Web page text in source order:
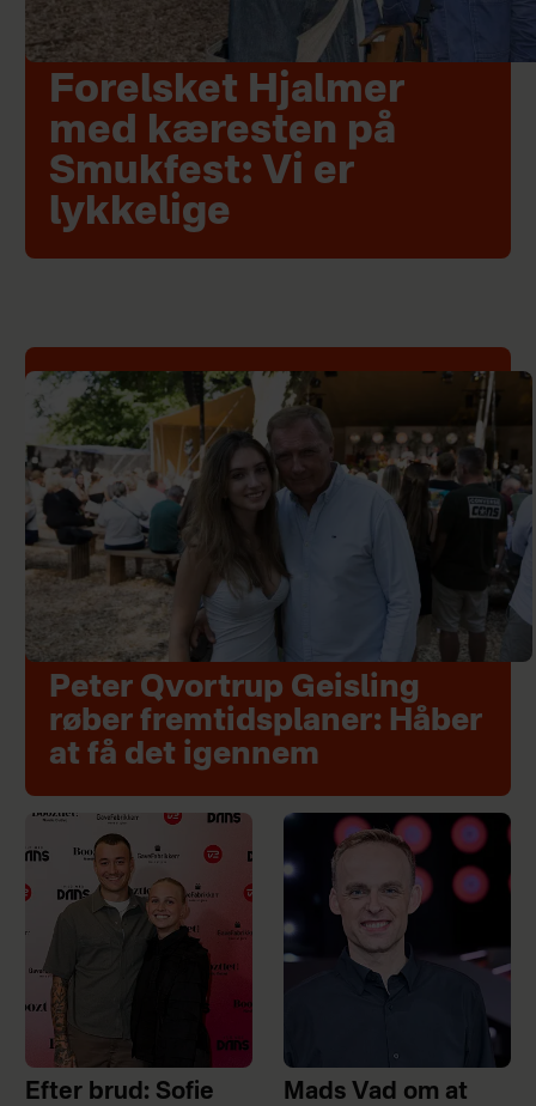
Forelsket Hjalmer
med kæresten på
Smukfest: Vi er
lykkelige
Peter Qvortrup Geisling
røber fremtidsplaner: Håber
at få det igennem
Efter brud: Sofie
Mads Vad om at